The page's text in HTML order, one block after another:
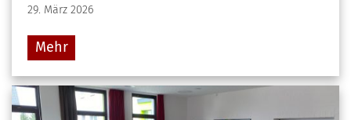
29. März 2026
Mehr